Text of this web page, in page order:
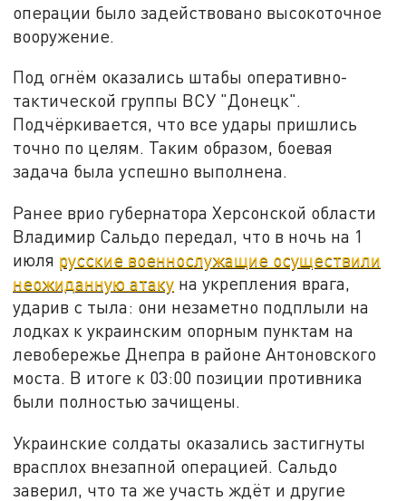
операции было задействовано высокоточное
вооружение.
Под огнём оказались штабы оперативно-
тактической группы ВСУ "Донецк".
Подчёркивается, что все удары пришлись
точно по целям. Таким образом, боевая
задача была успешно выполнена.
Ранее врио губернатора Херсонской области
Владимир Сальдо передал, что в ночь на 1
июля русские военнослужащие осуществили
неожиданную атаку на укрепления врага,
ударив с тыла: они незаметно подплыли на
лодках к украинским опорным пунктам на
левобережье Днепра в районе Антоновского
моста. В итоге к 03:00 позиции противника
были полностью зачищены.
Украинские солдаты оказались застигнуты
врасплох внезапной операцией. Сальдо
заверил, что та же участь ждёт и другие